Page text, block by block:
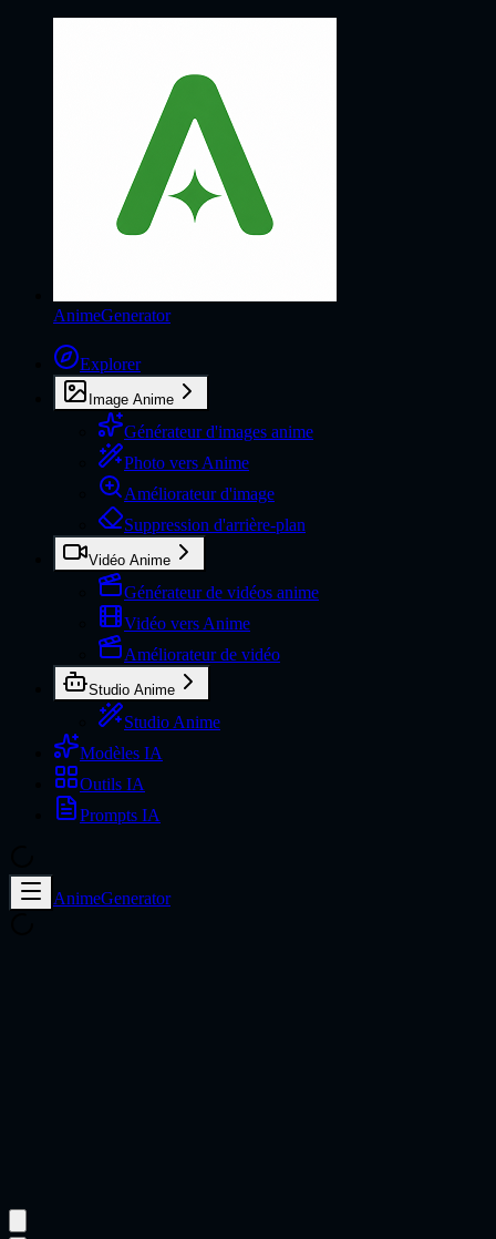
AnimeGenerator
Explorer
Image Anime
Générateur d'images anime
Photo vers Anime
Améliorateur d'image
Suppression d'arrière-plan
Vidéo Anime
Générateur de vidéos anime
Vidéo vers Anime
Améliorateur de vidéo
Studio Anime
Studio Anime
Modèles IA
Outils IA
Prompts IA
AnimeGenerator